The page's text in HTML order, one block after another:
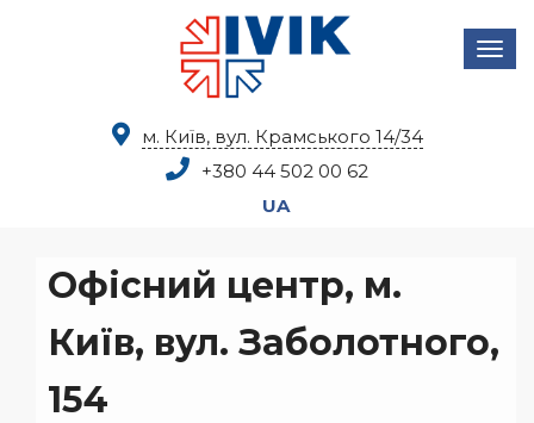
м. Київ, вул. Крамського 14/34
+380 44 502 00 62
UA
Офісний центр, м.
Київ, вул. Заболотного,
154